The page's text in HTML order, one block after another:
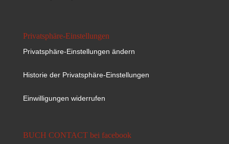
Privatsphäre-Einstellungen
Privatsphäre-Einstellungen ändern
Historie der Privatsphäre-Einstellungen
Einwilligungen widerrufen
BUCH CONTACT bei facebook